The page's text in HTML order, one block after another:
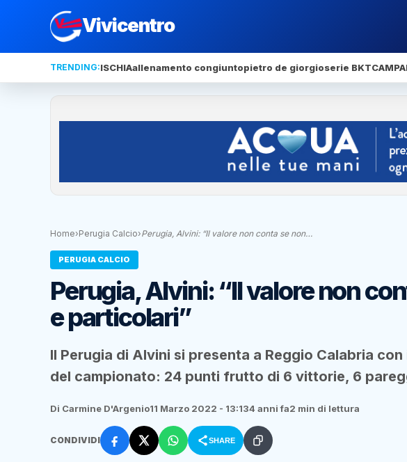
Vivicentro
TRENDING:ISCHIAallenamento congiuntopietro de giorgioserie BKT
Home›Perugia Calcio›Perugia, Alvini: “Il valore non conta se non…
PERUGIA CALCIO
Perugia, Alvini: “Il valore non
e particolari”
Il Perugia di Alvini si presenta a Reggio Calabria
del campionato: 24 punti frutto di 6 vittorie, 6
Di Carmine D'Argenio11 Marzo 2022 - 13:134 anni fa2 min di lettura
CONDIVIDI SHARE